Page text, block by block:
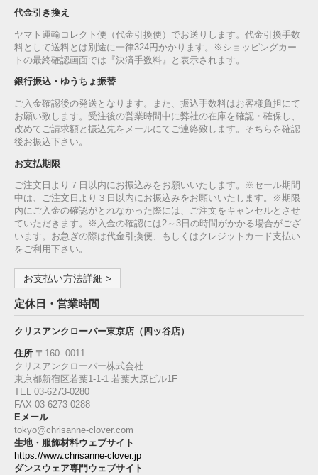
代金引き換え
ヤマト運輸コレクト便（代金引換便）でお送りします。代金引換手数
料として送料とは別途に一律324円かかります。※ショッピングカー
トの最終確認画面では『決済手数料』と表示されます。
銀行振込・ゆうちょ振替
ご入金確認後の発送となります。また、振込手数料はお客様負担にて
お願い致します。受注後の営業時間中に弊社の在庫を確認・確保し、
改めてご請求額と振込先をメールにてご連絡致します。そちらを確認
後お振込下さい。
お支払期限
ご注文日より７日以内にお振込みをお願いいたします。※セール期間
中は、ご注文日より３日以内にお振込みをお願いいたします。※期限
内にご入金の確認がとれなかった際には、ご注文をキャンセルとさせ
ていただきます。※入金の確認には2～3日の時間がかかる場合がござ
います。お急ぎの際は代金引換便、もしくはクレジットカード支払い
をご利用下さい。
お支払い方法詳細 >
定休日・営業時間
クリスアンクローバー東京店（四ッ谷店）
住所 〒160‐ 0011
クリスアンクローバー株式会社
東京都新宿区若葉1‐1-1 若葉大原ビル1F
TEL 03-6273-0280
FAX 03-6273-0288
Eメール
tokyo@chrisanne-clover.com
生地・服飾材料ウェブサイト
https://www.chrisanne-clover.jp
ダンスウェア専門ウェブサイト